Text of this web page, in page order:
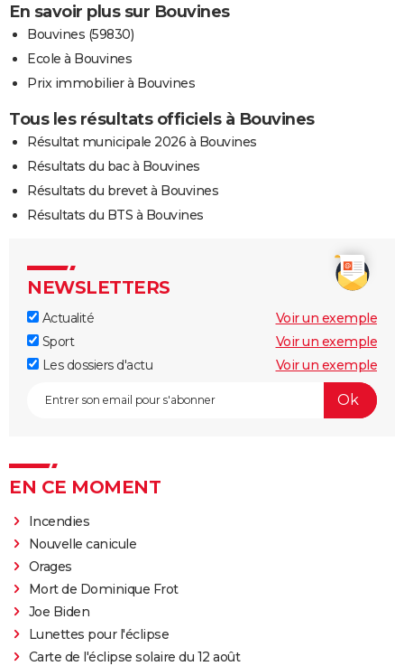
En savoir plus sur Bouvines
Bouvines (59830)
Ecole à Bouvines
Prix immobilier à Bouvines
Tous les résultats officiels à Bouvines
Résultat municipale 2026 à Bouvines
Résultats du bac à Bouvines
Résultats du brevet à Bouvines
Résultats du BTS à Bouvines
NEWSLETTERS
Actualité
Voir un exemple
Sport
Voir un exemple
Les dossiers d'actu
Voir un exemple
EN CE MOMENT
Incendies
Nouvelle canicule
Orages
Mort de Dominique Frot
Joe Biden
Lunettes pour l'éclipse
Carte de l'éclipse solaire du 12 août